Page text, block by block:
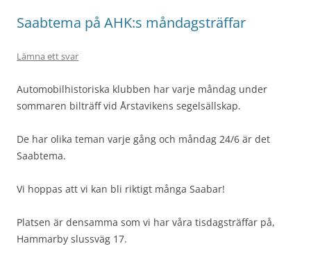
Saabtema på AHK:s måndagsträffar
Lämna ett svar
Automobilhistoriska klubben har varje måndag under
sommaren bilträff vid Årstavikens segelsällskap.
De har olika teman varje gång och måndag 24/6 är det
Saabtema.
Vi hoppas att vi kan bli riktigt många Saabar!
Platsen är densamma som vi har våra tisdagsträffar på,
Hammarby slussväg 17.